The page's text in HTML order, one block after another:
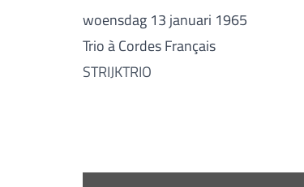
woensdag 13 januari 1965
Trio à Cordes Français
STRIJKTRIO